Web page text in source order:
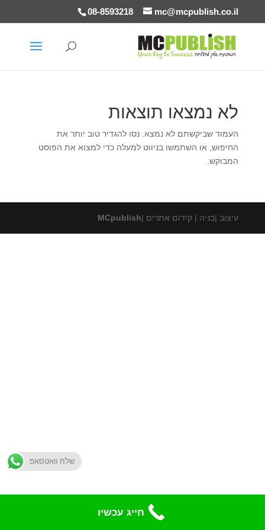
08-8593218 mc@mcpublish.co.il
לא נמצאו תוצאות
העמוד שביקשתם לא נמצא. נסו להגדיר טוב יותר את
החיפוש, או השתמשו בניווט למעלה כדי למצוא את הפוסט
המבוקש.
עיצוב |בניה | קידום אתרים |MCpublish
שלח וואטסאפ
חייג עכשיו